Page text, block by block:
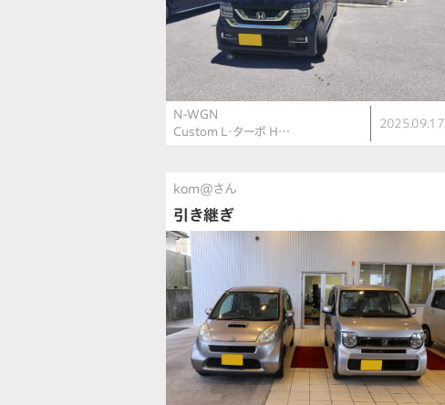
N-WGN
Custom L・ターボ H…
2025.09.17
kom@さん
引き継ぎ